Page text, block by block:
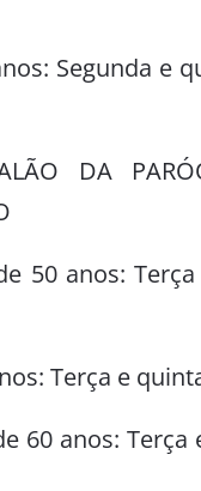
Segunda e
DA
50 anos:
Terça e
60 anos: Terça